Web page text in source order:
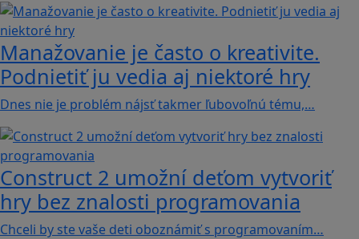
Manažovanie je často o kreativite.
Podnietiť ju vedia aj niektoré hry
Dnes nie je problém nájsť takmer ľubovoľnú tému,…
Construct 2 umožní deťom vytvoriť
hry bez znalosti programovania
Chceli by ste vaše deti oboznámiť s programovaním…